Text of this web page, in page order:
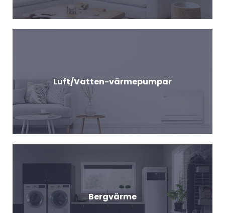
Luft/Vatten-värmepumpar
Bergvärme